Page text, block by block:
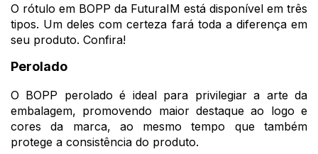
O rótulo em BOPP da FuturaIM está disponível em três
tipos. Um deles com certeza fará toda a diferença em
seu produto. Confira!
Perolado
O BOPP perolado é ideal para privilegiar a arte da
embalagem, promovendo maior destaque ao logo e
cores da marca, ao mesmo tempo que também
protege a consistência do produto.